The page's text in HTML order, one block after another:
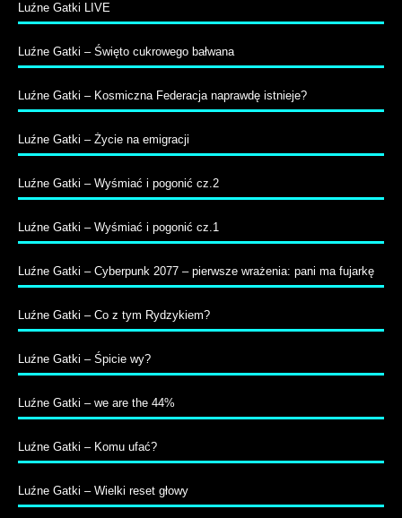
Luźne Gatki LIVE
Luźne Gatki – Święto cukrowego bałwana
Luźne Gatki – Kosmiczna Federacja naprawdę istnieje?
Luźne Gatki – Życie na emigracji
Luźne Gatki – Wyśmiać i pogonić cz.2
Luźne Gatki – Wyśmiać i pogonić cz.1
Luźne Gatki – Cyberpunk 2077 – pierwsze wrażenia: pani ma fujarkę
Luźne Gatki – Co z tym Rydzykiem?
Luźne Gatki – Śpicie wy?
Luźne Gatki – we are the 44%
Luźne Gatki – Komu ufać?
Luźne Gatki – Wielki reset głowy